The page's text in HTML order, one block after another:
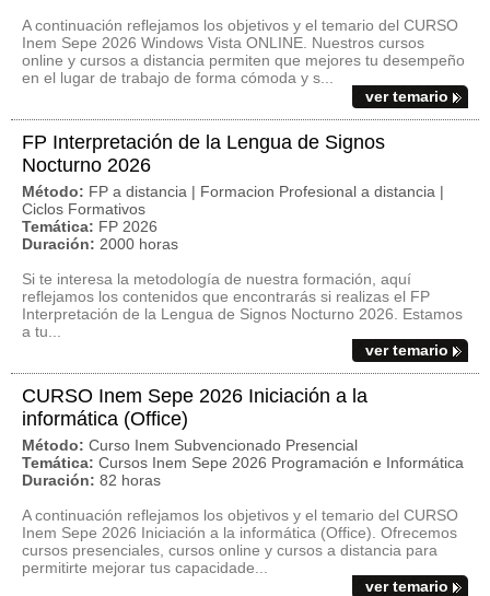
A continuación reflejamos los objetivos y el temario del CURSO
Inem Sepe 2026 Windows Vista ONLINE. Nuestros cursos
online y cursos a distancia permiten que mejores tu desempeño
en el lugar de trabajo de forma cómoda y s...
ver temario
FP Interpretación de la Lengua de Signos
Nocturno 2026
Método: FP a distancia | Formacion Profesional a distancia |
Ciclos Formativos
Temática: FP 2026
Duración: 2000 horas
Si te interesa la metodología de nuestra formación, aquí
reflejamos los contenidos que encontrarás si realizas el FP
Interpretación de la Lengua de Signos Nocturno 2026. Estamos
a tu...
ver temario
CURSO Inem Sepe 2026 Iniciación a la
informática (Office)
Método: Curso Inem Subvencionado Presencial
Temática: Cursos Inem Sepe 2026 Programación e Informática
Duración: 82 horas
A continuación reflejamos los objetivos y el temario del CURSO
Inem Sepe 2026 Iniciación a la informática (Office). Ofrecemos
cursos presenciales, cursos online y cursos a distancia para
permitirte mejorar tus capacidade...
ver temario